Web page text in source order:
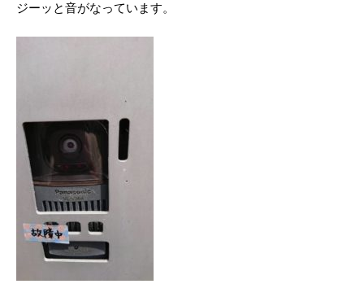
ジーッと音がなっています。